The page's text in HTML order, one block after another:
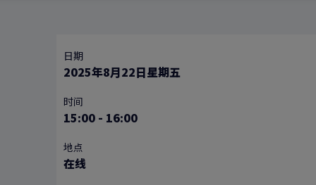
日期
2025年8月22日星期五
时间
15:00 - 16:00
地点
在线